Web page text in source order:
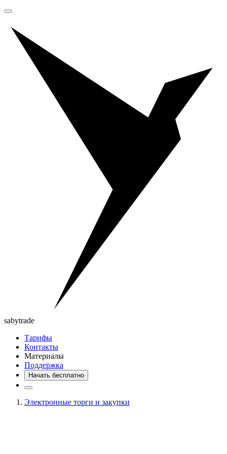
sabytrade
Тарифы
Контакты
Материалы
Поддержка
Начать бесплатно
Электронные торги и закупки